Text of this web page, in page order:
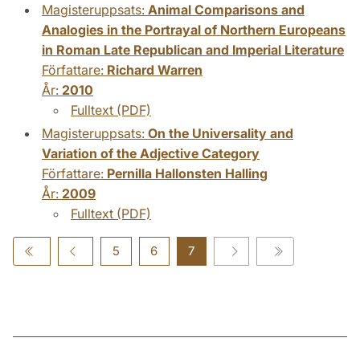
Magisteruppsats: Animal Comparisons and
Analogies in the Portrayal of Northern Europeans
in Roman Late Republican and Imperial Literature
Författare: Richard Warren
År: 2010
Fulltext (PDF)
Magisteruppsats: On the Universality and
Variation of the Adjective Category
Författare: Pernilla Hallonsten Halling
År: 2009
Fulltext (PDF)
5 6 7